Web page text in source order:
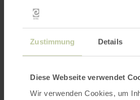
Zustimmung Details
Diese Webseite verwendet
Wir verwenden Cookies, um
Oberzissen und Engeln ihre
entfalten müssen, um den
Ziel zu bringen! An
wir regelmäßig zusätzlich
Dampflokomotive "11sm" ein.
Fahrzeiten: